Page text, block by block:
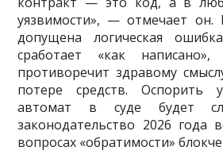
уязвимости», — отмечает он.
допущена логическая
сработает «как
противоречит здравому
потере средств. Оспорить
автомат в суде будет
законодательство 2026 года
вопросах «обратимости»